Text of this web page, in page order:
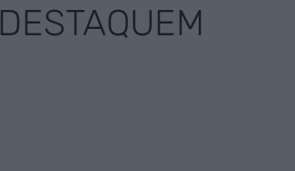
DESTAQUEM